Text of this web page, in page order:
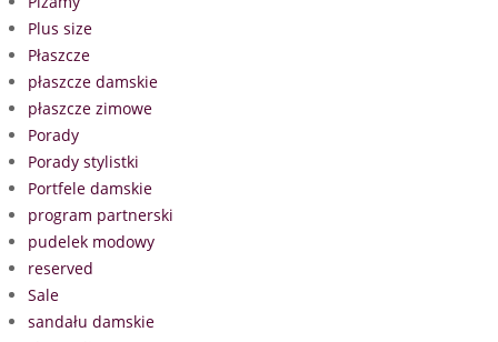
Plus size
Płaszcze
płaszcze damskie
płaszcze zimowe
Porady
Porady stylistki
Portfele damskie
program partnerski
pudelek modowy
reserved
Sale
sandału damskie